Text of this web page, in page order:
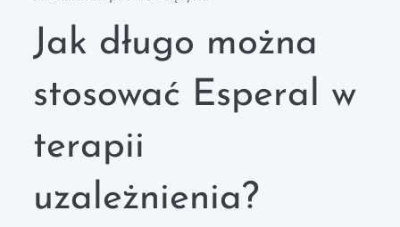
Jak długo można
stosować Esperal w
terapii
uzależnienia?